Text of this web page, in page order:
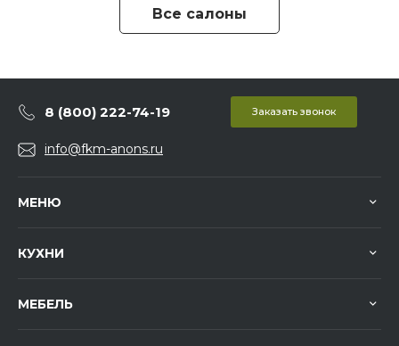
Все салоны
8 (800) 222-74-19 Заказать звонок
info@fkm-anons.ru
МЕНЮ
КУХНИ
МЕБЕЛЬ